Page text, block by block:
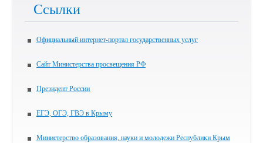
Ссылки
Официальный интернет-портал государственных услуг
Сайт Министерства просвещения РФ
Президент России
ЕГЭ, ОГЭ, ГВЭ в Крыму
Министерство образования, науки и молодежи Республики Крым